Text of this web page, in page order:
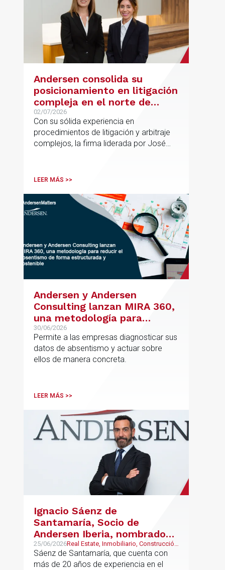
Andersen consolida su
posicionamiento en litigación
compleja en el norte de
España con la incorporación
de Rebeca Larena
02/07/2026
Con su sólida experiencia en
procedimientos de litigación y arbitraje
complejos, la firma liderada por José
posicionamiento en asesoramiento
LEER MÁS >>
Andersen y Andersen
Consulting lanzan MIRA 360,
una metodología para
reducir el absentismo de
forma estructurada y
sostenible
30/06/2026
Permite a las empresas diagnosticar sus
datos de absentismo y actuar sobre
ellos de manera concreta.
LEER MÁS >>
Ignacio Sáenz de
Santamaría, Socio de
Andersen Iberia, nombrado
director europeo de
Inmobiliario de Andersen
25/06/2026Real Estate, Inmobiliario, Construcción
y Urbanismo
Sáenz de Santamaría, que cuenta con
más de 20 años de experiencia en el